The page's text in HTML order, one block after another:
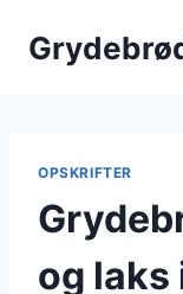
OPSKRIFTER
og laks